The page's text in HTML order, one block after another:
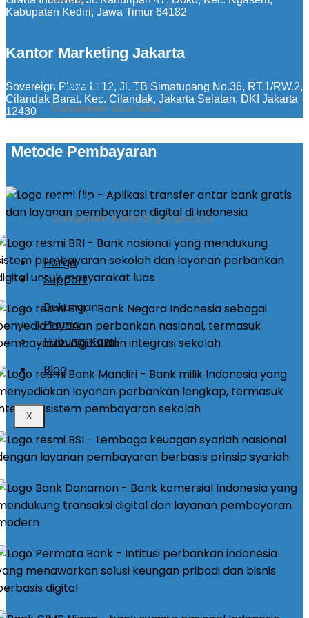
Kirim Pengumuman
Manajemen data kelas
konseling
Manajemen Konseling & prestasi
Harga
Support
Dukungan
Promo
Hubungi Kami
Blog
X
Kabupaten Kediri, Jawa Timur 64182
Kantor Marketing Jakarta
Sovereign Plaza Lt 12, Jl. TB Simatupang No.36, RT.1/RW.2,
Cilandak Barat, Kec. Cilandak, Jakarta Selatan, DKI Jakarta
12430
Metode Pembayaran